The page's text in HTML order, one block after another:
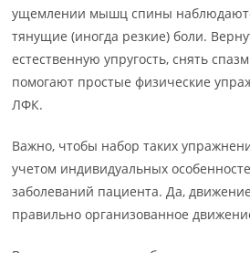
ущемлении мышц спины
тянущие (иногда резкие) боли.
естественную упругость, снять
помогают простые физические
ЛФК.
Важно, чтобы набор таких
учетом индивидуальных
заболеваний пациента. Да,
правильно организованное